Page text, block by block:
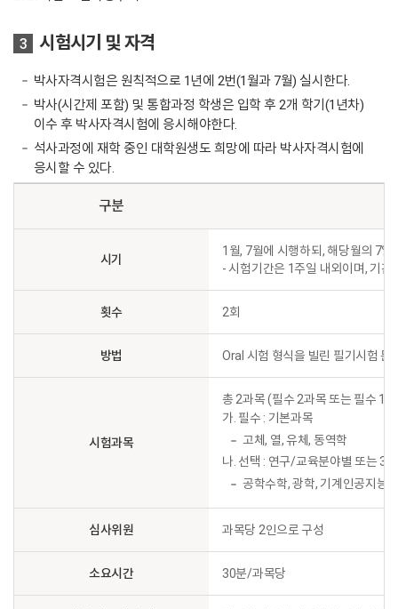
3 시험시기 및 자격
박사자격시험은 원칙적으로 1년에 2번(1월과 7월) 실시한다.
박사(시간제 포함) 및 통합과정 학생은 입학 후 2개 학기(1년차)
이수 후 박사자격시험에 응시해야한다.
석사과정에 재학 중인 대학원생도 희망에 따라 박사자격시험에
응시할 수 있다.
구분
시기
1월, 7월에 시행하되, 해당월의 7일
- 시험기간은 1주일 내외이며, 기간
횟수 2회
방법 Oral 시험 형식을 빌린 필기시험 문
시험과목
총 2과목 (필수 2과목 또는 필수 1
가. 필수 : 기본과목
고체, 열, 유체, 동역학
나. 선택 : 연구/교육분야별 또는 3
공학수학, 광학, 기계인공지능,
심사위원 과목당 2인으로 구성
소요시간 30분/과목당